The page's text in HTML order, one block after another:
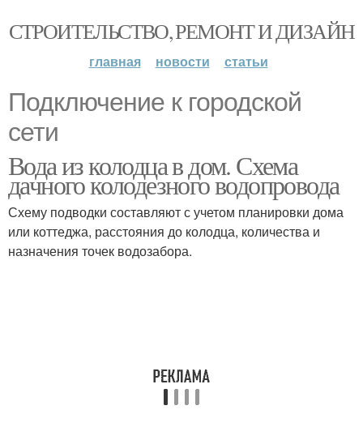
СТРОИТЕЛЬСТВО, РЕМОНТ И ДИЗАЙН
главная новости статьи
Подключение к городской
сети
Вода из колодца в дом. Схема
дачного колодезного водопровода
Схему подводки составляют с учетом планировки дома
или коттеджа, расстояния до колодца, количества и
назначения точек водозабора.